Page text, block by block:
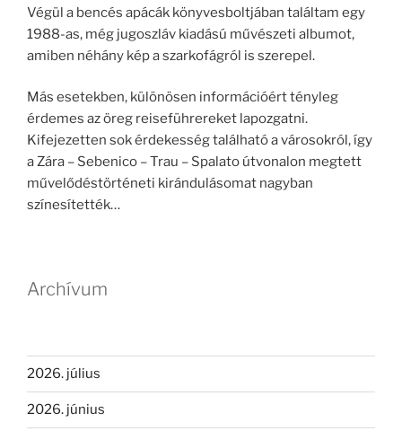
Végül a bencés apácák könyvesboltjában találtam egy
1988-as, még jugoszláv kiadású művészeti albumot,
amiben néhány kép a szarkofágról is szerepel.
Más esetekben, különösen információért tényleg
érdemes az öreg reiseführereket lapozgatni.
Kifejezetten sok érdekesség található a városokról, így
a Zára – Sebenico – Trau – Spalato útvonalon megtett
művelődéstörténeti kirándulásomat nagyban
színesítették…
Archívum
2026. július
2026. június